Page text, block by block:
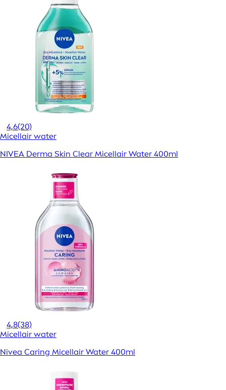
4,6(20)
Micellair water
NIVEA Derma Skin Clear Micellair Water 400ml
4,8(38)
Micellair water
Nivea Caring Micellair Water 400ml